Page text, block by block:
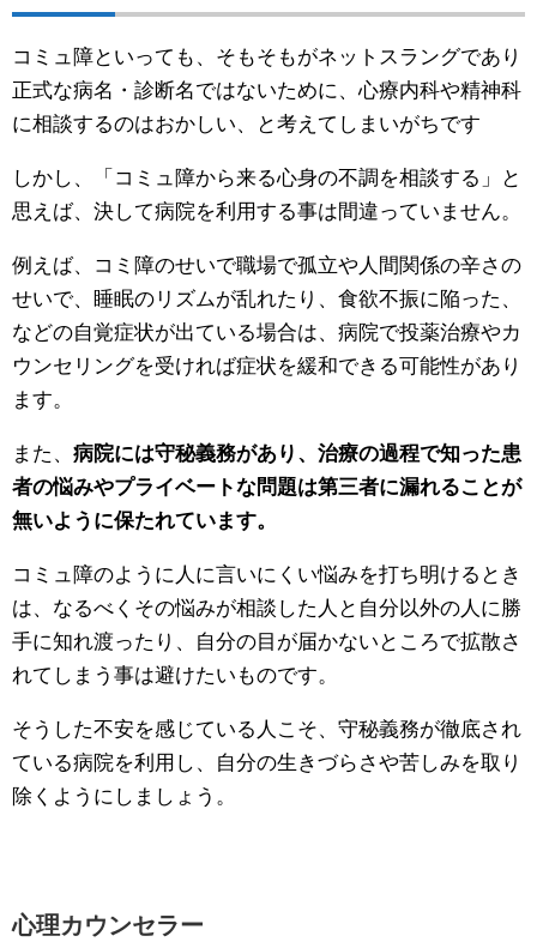
コミュ障といっても、そもそもがネットスラングであり
正式な病名・診断名ではないために、心療内科や精神科
に相談するのはおかしい、と考えてしまいがちです
しかし、「コミュ障から来る心身の不調を相談する」と
思えば、決して病院を利用する事は間違っていません。
例えば、コミ障のせいで職場で孤立や人間関係の辛さの
せいで、睡眠のリズムが乱れたり、食欲不振に陥った、
などの自覚症状が出ている場合は、病院で投薬治療やカ
ウンセリングを受ければ症状を緩和できる可能性があり
ます。
また、 病院には守秘義務があり、治療の過程で知った患
者の悩みやプライベートな問題は第三者に漏れることが
無いように保たれています。
コミュ障のように人に言いにくい悩みを打ち明けるとき
は、なるべくその悩みが相談した人と自分以外の人に勝
手に知れ渡ったり、自分の目が届かないところで拡散さ
れてしまう事は避けたいものです。
そうした不安を感じている人こそ、守秘義務が徹底され
ている病院を利用し、自分の生きづらさや苦しみを取り
除くようにしましょう。
心理カウンセラー